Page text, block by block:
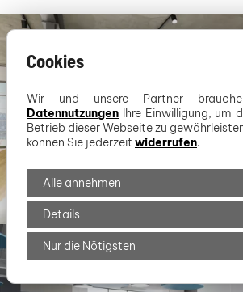
Cookies
Wir und unsere Partner
Datennutzungen Ihre Einwilligung, um
Betrieb dieser Webseite zu
können Sie jederzeit widerrufen.
Alle annehmen
Details
Nur die Nötigsten